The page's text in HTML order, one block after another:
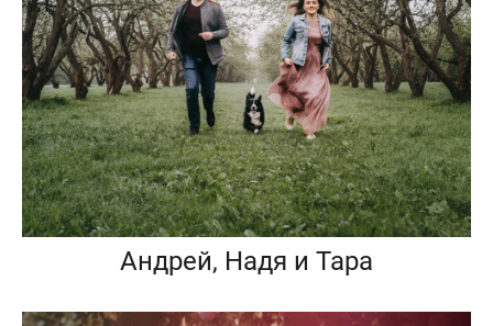
Андрей, Надя и Тара